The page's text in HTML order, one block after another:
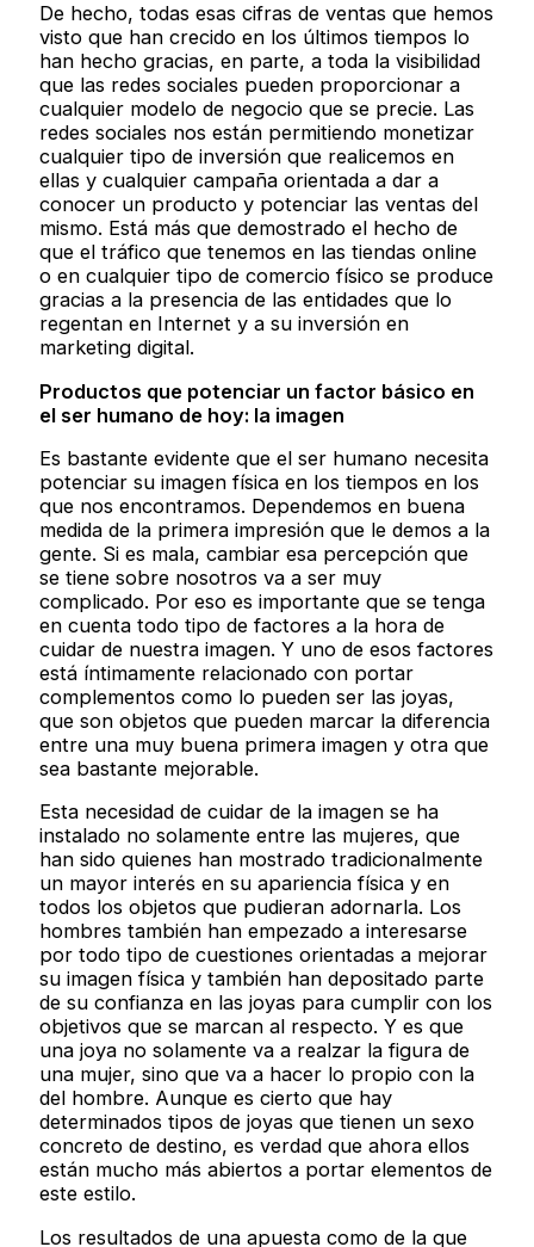
De hecho, todas esas cifras de ventas que hemos
visto que han crecido en los últimos tiempos lo
han hecho gracias, en parte, a toda la visibilidad
que las redes sociales pueden proporcionar a
cualquier modelo de negocio que se precie. Las
redes sociales nos están permitiendo monetizar
cualquier tipo de inversión que realicemos en
ellas y cualquier campaña orientada a dar a
conocer un producto y potenciar las ventas del
mismo. Está más que demostrado el hecho de
que el tráfico que tenemos en las tiendas online
o en cualquier tipo de comercio físico se produce
gracias a la presencia de las entidades que lo
regentan en Internet y a su inversión en
marketing digital.
Productos que potenciar un factor básico en
el ser humano de hoy: la imagen
Es bastante evidente que el ser humano necesita
potenciar su imagen física en los tiempos en los
que nos encontramos. Dependemos en buena
medida de la primera impresión que le demos a la
gente. Si es mala, cambiar esa percepción que
se tiene sobre nosotros va a ser muy
complicado. Por eso es importante que se tenga
en cuenta todo tipo de factores a la hora de
cuidar de nuestra imagen. Y uno de esos factores
está íntimamente relacionado con portar
complementos como lo pueden ser las joyas,
que son objetos que pueden marcar la diferencia
entre una muy buena primera imagen y otra que
sea bastante mejorable.
Esta necesidad de cuidar de la imagen se ha
instalado no solamente entre las mujeres, que
han sido quienes han mostrado tradicionalmente
un mayor interés en su apariencia física y en
todos los objetos que pudieran adornarla. Los
hombres también han empezado a interesarse
por todo tipo de cuestiones orientadas a mejorar
su imagen física y también han depositado parte
de su confianza en las joyas para cumplir con los
objetivos que se marcan al respecto. Y es que
una joya no solamente va a realzar la figura de
una mujer, sino que va a hacer lo propio con la
del hombre. Aunque es cierto que hay
determinados tipos de joyas que tienen un sexo
concreto de destino, es verdad que ahora ellos
están mucho más abiertos a portar elementos de
este estilo.
Los resultados de una apuesta como de la que